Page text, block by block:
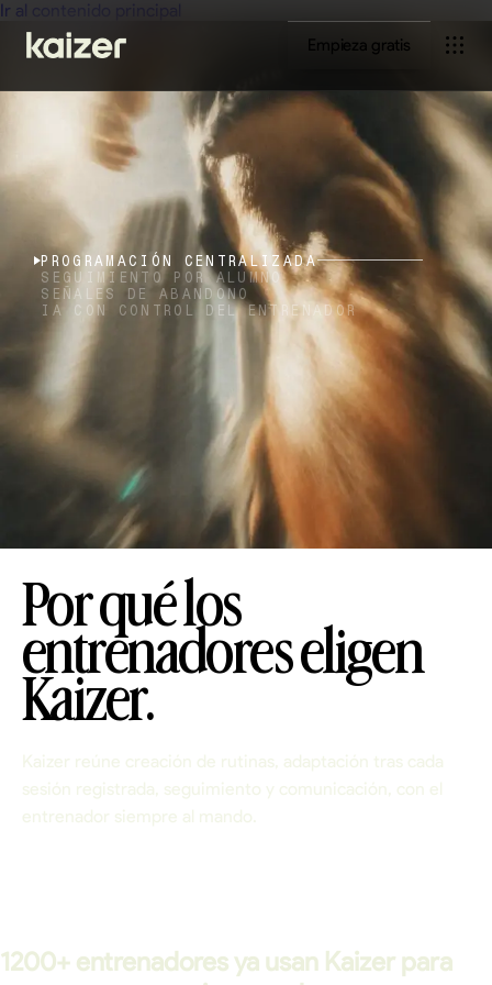
Ir al contenido principal
Empieza gratis
PROGRAMACIÓN CENTRALIZADA
SEGUIMIENTO POR ALUMNO
SEÑALES DE ABANDONO
IA CON CONTROL DEL ENTRENADOR
Por qué los
entrenadores eligen
Kaizer.
Kaizer reúne creación de rutinas, adaptación tras cada
sesión registrada, seguimiento y comunicación, con el
entrenador siempre al mando.
1200+ entrenadores ya usan Kaizer para